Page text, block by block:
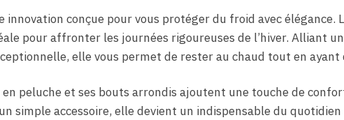
innovation conçue pour vous protéger du froid avec élégance.
pour affronter les journées rigoureuses de l’hiver. Alliant
elle vous permet de rester au chaud tout en ayant
peluche et ses bouts arrondis ajoutent une touche de
simple accessoire, elle devient un indispensable du